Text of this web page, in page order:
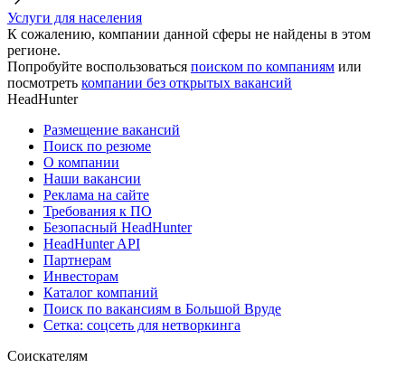
Услуги для населения
К сожалению, компании данной сферы не найдены в этом
регионе.
Попробуйте воспользоваться поиском по компаниям или
посмотреть компании без открытых вакансий
HeadHunter
Размещение вакансий
Поиск по резюме
О компании
Наши вакансии
Реклама на сайте
Требования к ПО
Безопасный HeadHunter
HeadHunter API
Партнерам
Инвесторам
Каталог компаний
Поиск по вакансиям в Большой Вруде
Сетка: соцсеть для нетворкинга
Соискателям